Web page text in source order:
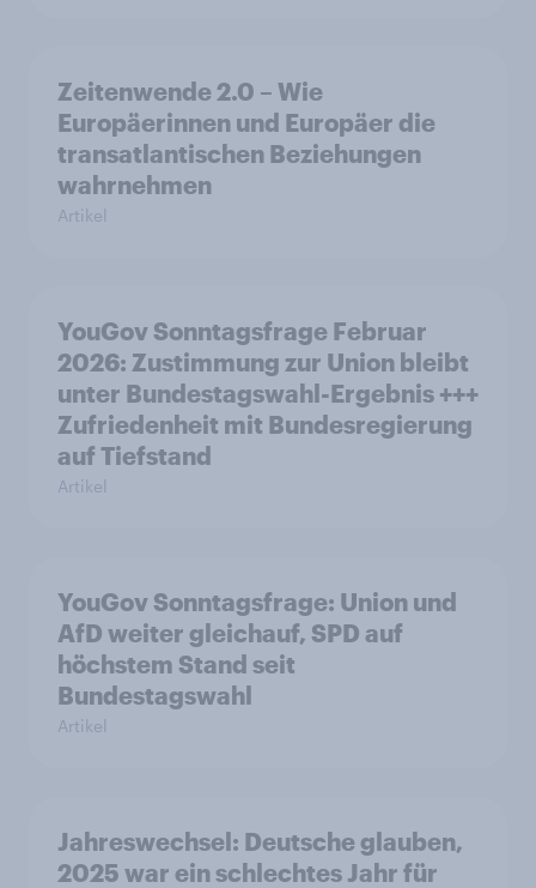
Zeitenwende 2.0 – Wie
Europäerinnen und Europäer die
transatlantischen Beziehungen
wahrnehmen
Artikel
YouGov Sonntagsfrage Februar
2026: Zustimmung zur Union bleibt
unter Bundestagswahl-Ergebnis +++
Zufriedenheit mit Bundesregierung
auf Tiefstand
Artikel
YouGov Sonntagsfrage: Union und
AfD weiter gleichauf, SPD auf
höchstem Stand seit
Bundestagswahl
Artikel
Jahreswechsel: Deutsche glauben,
2025 war ein schlechtes Jahr für